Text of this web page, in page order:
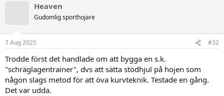
Heaven
Gudomlig sporthojare
7 Aug 2025 #32
Trodde först det handlade om att bygga en s.k.
"schräglagentrainer", dvs att sätta stödhjul på hojen som
någon slags metod för att öva kurvteknik. Testade en gång.
Det var udda.